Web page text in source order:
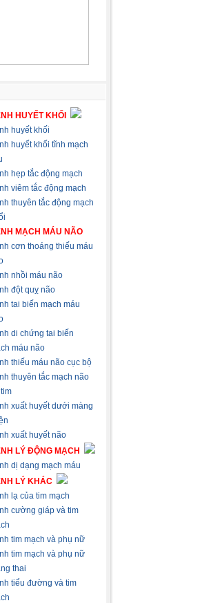
HUYẾT KHỐI
huyết khối
huyết khối tĩnh mạch
hẹp tắc động mạch
viêm tắc động mạch
thuyên tắc động mạch
MẠCH MÁU NÃO
cơn thoáng thiếu máu
nhồi máu não
đột quỵ não
tai biến mạch máu
di chứng tai biến
máu não
thiếu máu não cục bộ
thuyên tắc mạch não
xuất huyết dưới màng
xuất huyết não
LÝ ĐỘNG MẠCH
dị dạng mạch máu
LÝ KHÁC
lạ của tim mạch
cường giáp và tim
tim mạch và phụ nữ
tim mạch và phụ nữ
thai
tiểu đường và tim